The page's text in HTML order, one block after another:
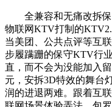
全兼容和无痛改拆保
物联网KTV打制的
当美团、公共点评等互
步履蹒跚的保守KTV行
直，而不会为没能加入
元，安拆3D特效的舞台
润的进退两难。跟着互